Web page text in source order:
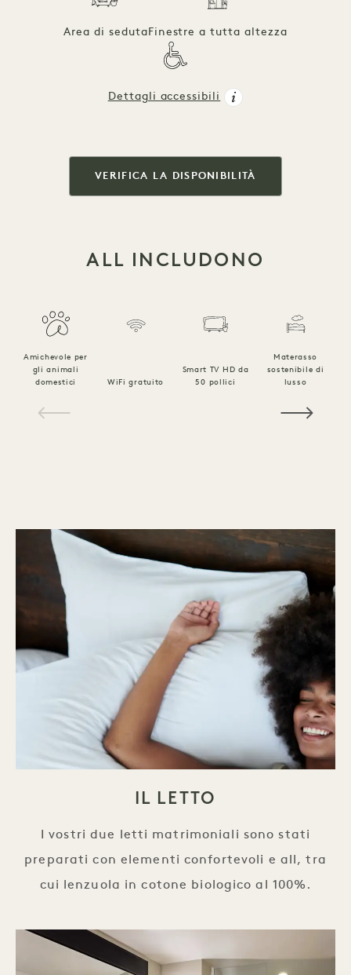
Area di sedutaFinestre a tutta altezza
Dettagli accessibili
VERIFICA LA DISPONIBILITÀ
ALL INCLUDONO
Amichevole per
gli animali
domestici
WiFi gratuito
Smart TV HD da
50 pollici
Materasso
sostenibile di
lusso
IL LETTO
I vostri due letti matrimoniali sono stati
preparati con elementi confortevoli e all, tra
cui lenzuola in cotone biologico al 100%.